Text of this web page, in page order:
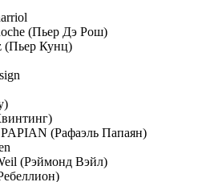
(Пьер Дэ Рош)
(Пьер Кунц)
(Рафаэль Папаян)
(Рэймонд Вэйл)